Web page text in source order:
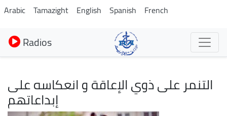
Aller
au
contenu
principal
Arabic Tamazight English Spanish French
Radios
التنمر على ذوي الإعاقة و انعكاسه على
إبداعاتهم